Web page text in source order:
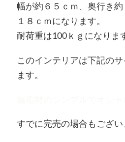
幅が約６５ｃｍ、奥行き
１８ｃｍになります。
耐荷重は100ｋｇになりま
このインテリアは下記の
ます。
すでに完売の場合もござい